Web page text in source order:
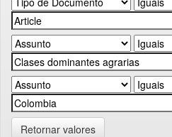
Retornar valores